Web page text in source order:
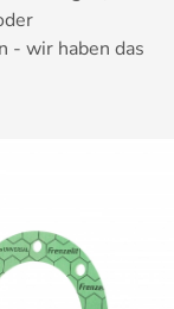
- wir haben das